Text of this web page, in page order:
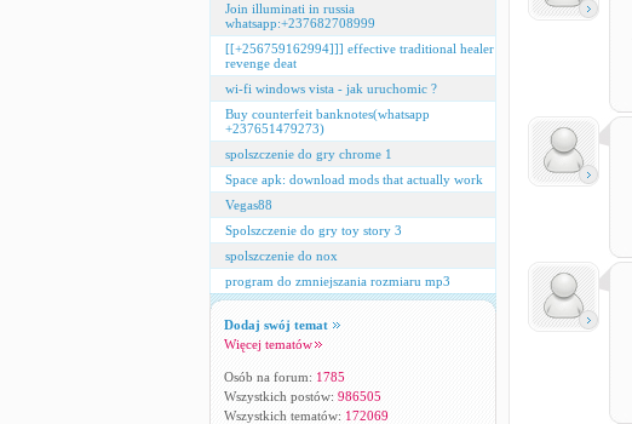
Join illuminati in russia
whatsapp:+237682708999
[[+256759162994]]] effective traditional healer
revenge deat
wi-fi windows vista - jak uruchomic ?
Buy counterfeit banknotes(whatsapp
+237651479273)
spolszczenie do gry chrome 1
Space apk: download mods that actually work
Vegas88
Spolszczenie do gry toy story 3
spolszczenie do nox
program do zmniejszania rozmiaru mp3
Dodaj swój temat
Więcej tematów
Osób na forum: 1785
Wszystkich postów: 986505
Wszystkich tematów: 172069